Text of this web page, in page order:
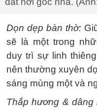
Dọn dẹp bàn thờ:
sẽ là một trong
duy trì sự linh
nên thường xuyên
sáng mùng một và
Thắp hương & dâng